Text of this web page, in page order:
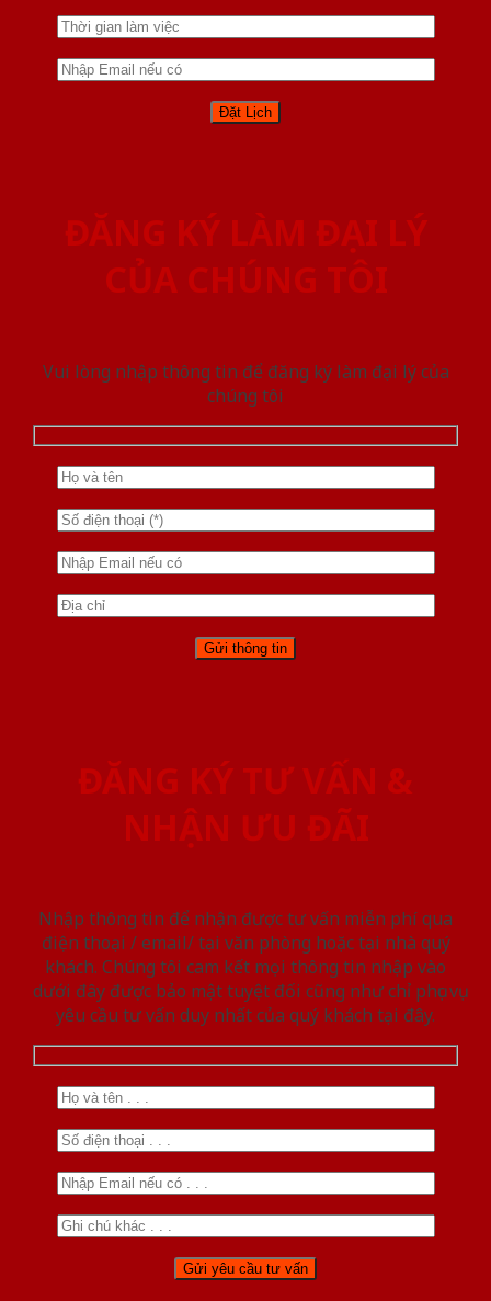
ĐĂNG KÝ LÀM ĐẠI LÝ
CỦA CHÚNG TÔI
Vui lòng nhập thông tin để đăng ký làm đại lý của
chúng tôi
ĐĂNG KÝ TƯ VẤN &
NHẬN ƯU ĐÃI
Nhập thông tin để nhận được tư vấn miễn phí qua
điện thoại / email/ tại văn phòng hoặc tại nhà quý
khách. Chúng tôi cam kết mọi thông tin nhập vào
dưới đây được bảo mật tuyệt đối cũng như chỉ phục vụ
yêu cầu tư vấn duy nhất của quý khách tại đây.